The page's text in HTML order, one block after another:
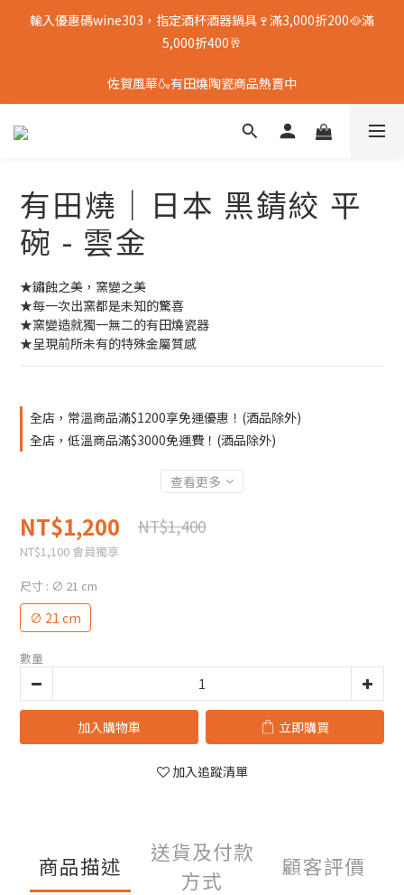
輸入優惠碼wine303，指定酒杯酒器鍋具🍷滿3,000折200🥘滿
5,000折400🥂
佐賀風華🍶有田燒陶瓷商品熱賣中
有田燒｜日本 黑錆絞 平
碗 - 雲金
★鏽蝕之美，窯變之美
★每一次出窯都是未知的驚喜
★窯變造就獨一無二的有田燒瓷器
★呈現前所未有的特殊金屬質感
全店，常溫商品滿$1200享免運優惠！(酒品除外)
全店，低溫商品滿$3000免運費！(酒品除外)
查看更多
NT$1,200 NT$1,400
NT$1,100 會員獨享
尺寸 : ∅ 21 cm
∅ 21 cm
數量
加入購物車 立即購買
加入追蹤清單
商品描述
送貨及付款
方式
顧客評價